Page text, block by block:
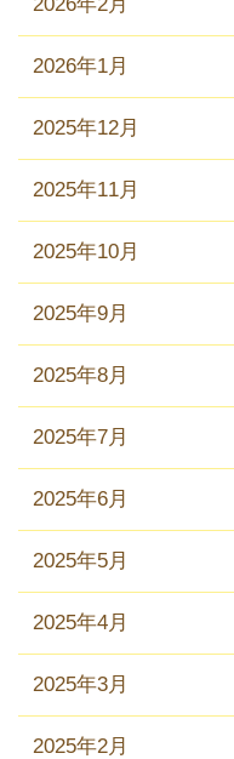
2026年1月
2025年12月
2025年11月
2025年10月
2025年9月
2025年8月
2025年7月
2025年6月
2025年5月
2025年4月
2025年3月
2025年2月